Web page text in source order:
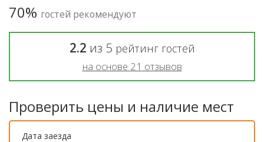
70% гостей рекомендуют
2.2 из 5 рейтинг гостей
на основе 21 отзывов
Проверить цены и наличие мест
Дата заезда